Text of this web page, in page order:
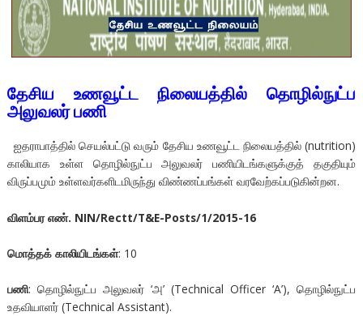
தேசிய உணவூட்ட நிலையத்தில்தொழில்நுட்ப
அலுவலர் பணி
ஐதராபாத்தில் செயல்பட்டு வரும் தேசிய உணவூட்ட நிலையத்தில் (nutrition)
காலியாக உள்ள தொழில்நுட்ப அலுவலர் பணியிடங்களுக்குத் தகுதியும்
விருப்பமும் உள்ளவர்களிடமிருந்து விண்ணப்பங்கள் வரவேற்கப்படுகின்றன.
விளம்பர எண். NIN/Rectt/T&E-Posts/1/2015-16
மொத்தக் காலியிடங்கள்: 10
பணி: தொழில்நுட்ப அலுவலர் ‘அ’ (Technical Officer ‘A’), தொழில்நுட்ப
உதவியாளர் (Technical Assistant).